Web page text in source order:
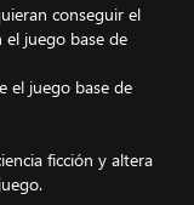
conseguir el
juego base de
el juego base de
ficción y altera